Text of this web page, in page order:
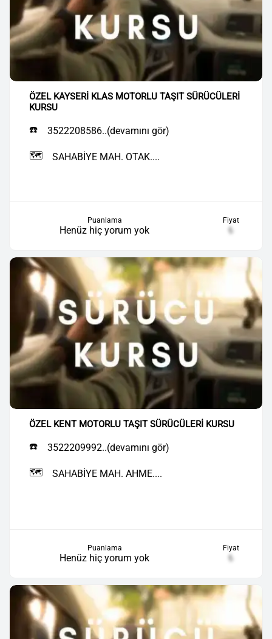
ÖZEL KAYSERİ KLAS MOTORLU TAŞIT SÜRÜCÜLERİ
KURSU
☎️ 3522208586..(devamını gör)
🗺️ SAHABİYE MAH. OTAK....
Puanlama
Henüz hiç yorum yok
Fiyat
₺
ÖZEL KENT MOTORLU TAŞIT SÜRÜCÜLERİ KURSU
☎️ 3522209992..(devamını gör)
🗺️ SAHABİYE MAH. AHME....
Puanlama
Henüz hiç yorum yok
Fiyat
₺